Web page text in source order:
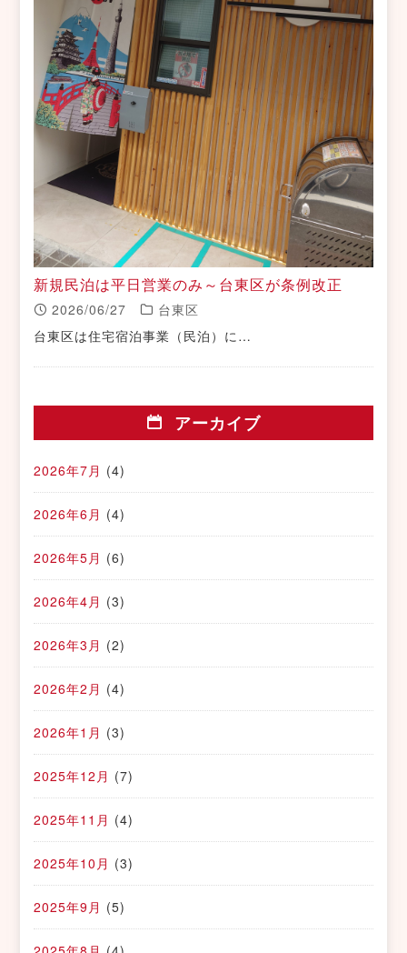
新規民泊は平日営業のみ～台東区が条例改正
2026/06/27
台東区
台東区は住宅宿泊事業（民泊）に…
アーカイブ
2026年7月 (4)
2026年6月 (4)
2026年5月 (6)
2026年4月 (3)
2026年3月 (2)
2026年2月 (4)
2026年1月 (3)
2025年12月 (7)
2025年11月 (4)
2025年10月 (3)
2025年9月 (5)